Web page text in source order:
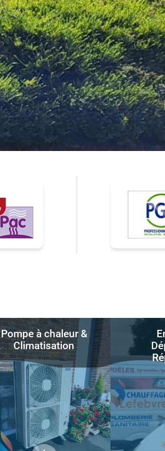
Pompe à chaleur &
Climatisation